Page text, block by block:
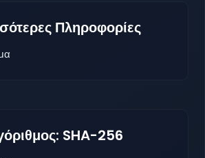
Πληροφορίες
SHA-256